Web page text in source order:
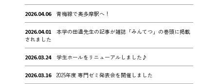
2026.04.06 青梅線で奥多摩駅へ！
2026.04.01
本学の田邉先生の記事が雑誌「みんてつ」の巻頭に掲載
されました
2026.03.24 学生ホールをリニューアルしました♪
2026.03.16 2025年度 専門ゼミ発表会を開催しました